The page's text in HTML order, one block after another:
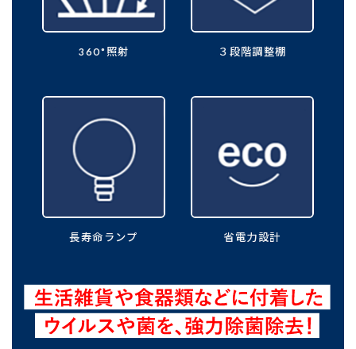
360° 照射 ３段階調整棚
長寿命ランプ 省電力設計